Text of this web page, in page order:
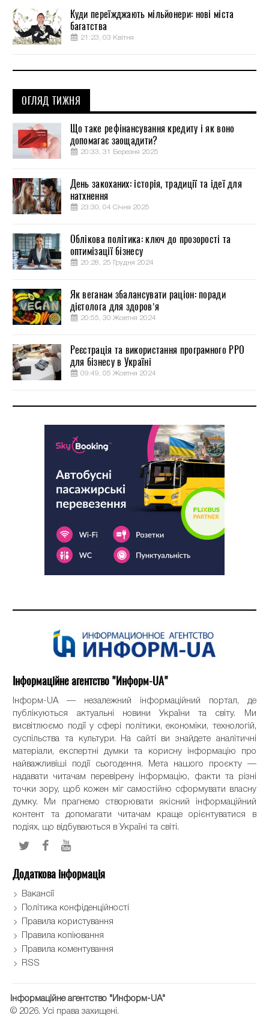
Куди переїжджають мільйонери: нові міста
багатства
21:23, 03 Квітня
ОГЛЯД ТИЖНЯ
Що таке рефінансування кредиту і як воно
допомагає заощадити?
20:33, 31 Березня 2025
День закоханих: історія, традиції та ідеї для
натхнення
23:30, 04 Січня 2025
Облікова політика: ключ до прозорості та
оптимізації бізнесу
20:28, 25 Грудня 2024
Як веганам збалансувати раціон: поради
дієтолога для здоров’я
20:55, 30 Жовтня 2024
Реєстрація та використання програмного РРО
для бізнесу в Україні
09:49, 05 Жовтня 2024
Інформаційне агентство "Информ-UA"
Інформ-UA — незалежний інформаційний портал, де
публікуються актуальні новини України та світу. Ми
висвітлюємо події у сфері політики, економіки, технологій,
суспільства та культури. На сайті ви знайдете аналітичні
матеріали, експертні думки та корисну інформацію про
найважливіші події сьогодення. Мета нашого проєкту —
надавати читачам перевірену інформацію, факти та різні
точки зору, щоб кожен міг самостійно сформувати власну
думку. Ми прагнемо створювати якісний інформаційний
контент та допомагати читачам краще орієнтуватися в
подіях, що відбуваються в Україні та світі.
Додаткова інформація
Вакансії
Політика конфіденційності
Правила користування
Правила копіювання
Правила коментування
RSS
Інформаційне агентство "Информ-UA"
© 2026. Усі права захищені.